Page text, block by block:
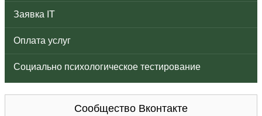
Заявка IT
Оплата услуг
Социально психологическое тестирование
Сообщество Вконтакте